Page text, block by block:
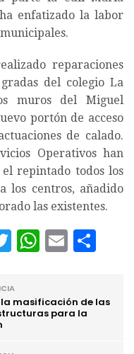
enfatizado la labor
reparaciones
del colegio La
muros del Miguel
portón de acceso
de calado.
Operativos han
repintado todos los
los centros, añadido
las existentes.
TwitterEmail
masificación de las
para la